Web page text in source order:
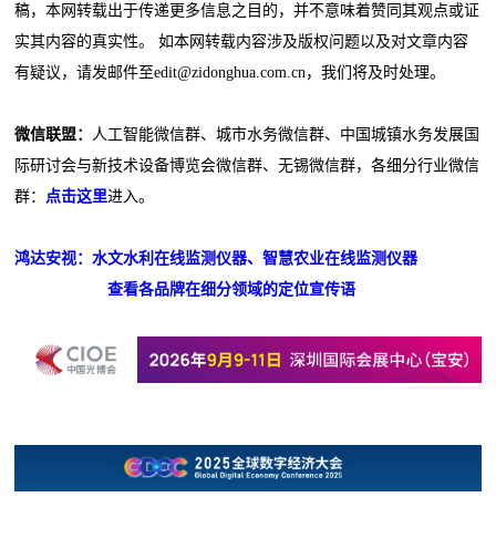
稿，本网转载出于传递更多信息之目的，并不意味着赞同其观点或证
实其内容的真实性。 如本网转载内容涉及版权问题以及对文章内容
有疑议，请发邮件至edit@zidonghua.com.cn，我们将及时处理。
微信联盟： 人工智能微信群、城市水务微信群、中国城镇水务发展国
际研讨会与新技术设备博览会微信群、无锡微信群，各细分行业微信
群： 点击这里进入。
鸿达安视：水文水利在线监测仪器、智慧农业在线监测仪器
查看各品牌在细分领域的定位宣传语